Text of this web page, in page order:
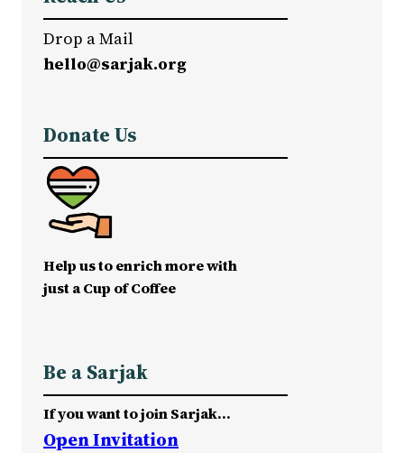
Drop a Mail
hello@sarjak.org
Donate Us
Help us to enrich more with
just a Cup of Coffee
Be a Sarjak
If you want to join Sarjak…
Open Invitation